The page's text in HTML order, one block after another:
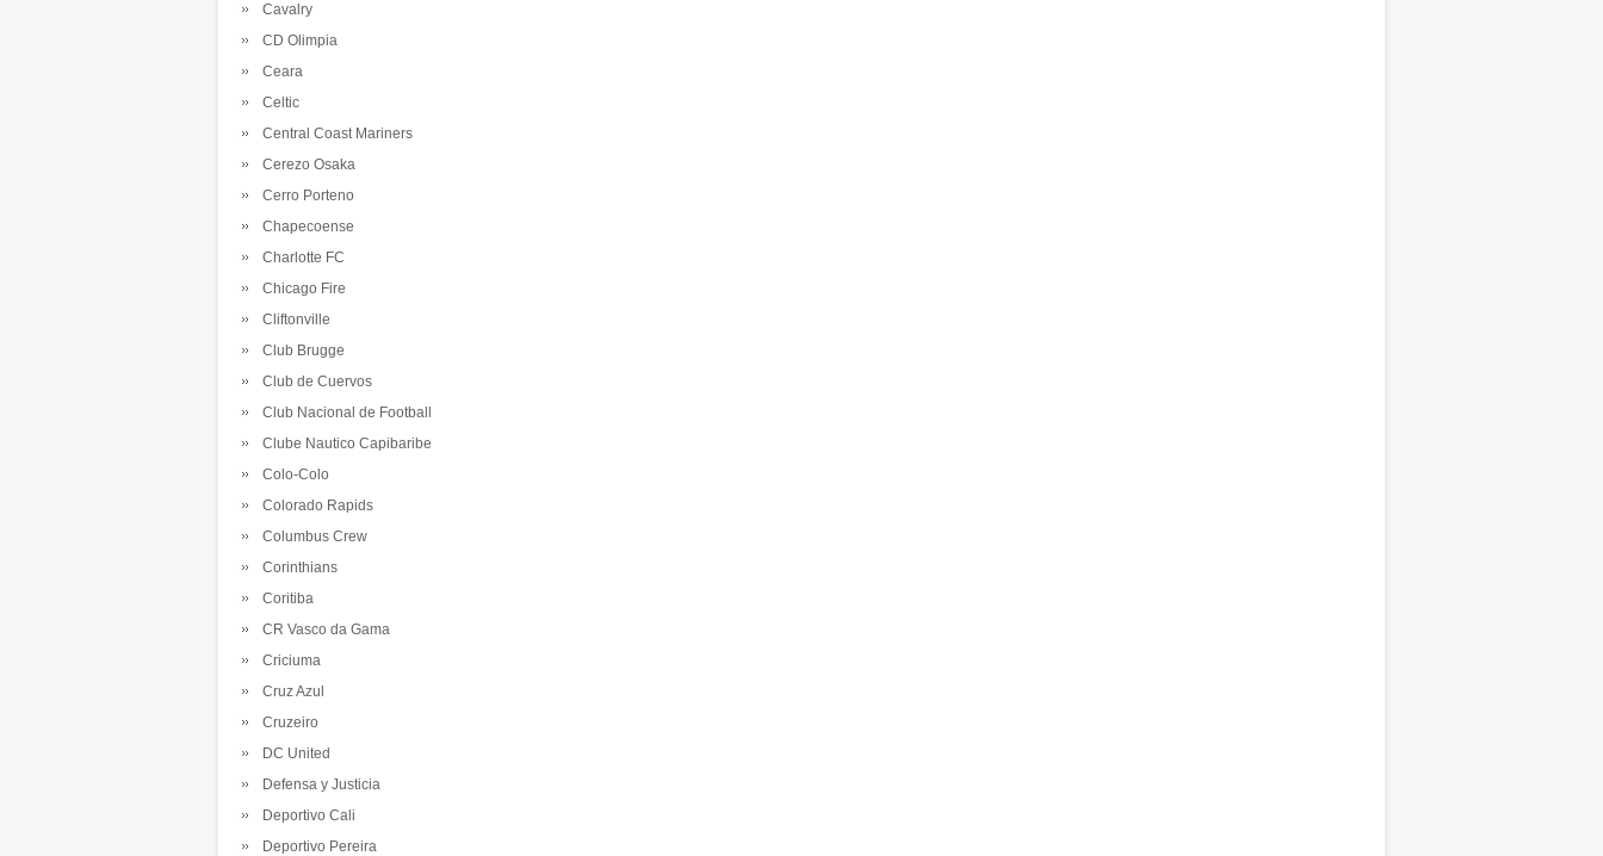
Cavalry
CD Olimpia
Ceara
Celtic
Central Coast Mariners
Cerezo Osaka
Cerro Porteno
Chapecoense
Charlotte FC
Chicago Fire
Cliftonville
Club Brugge
Club de Cuervos
Club Nacional de Football
Clube Nautico Capibaribe
Colo-Colo
Colorado Rapids
Columbus Crew
Corinthians
Coritiba
CR Vasco da Gama
Criciuma
Cruz Azul
Cruzeiro
DC United
Defensa y Justicia
Deportivo Cali
Deportivo Pereira